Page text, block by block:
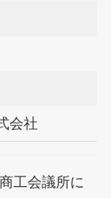
会社
工会議所に